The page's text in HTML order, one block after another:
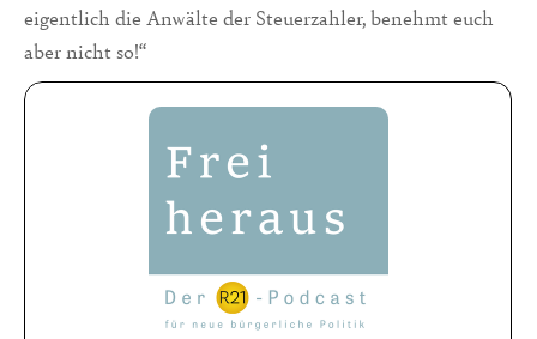
eigentlich die Anwälte der Steuerzahler, benehmt euch
aber nicht so!“